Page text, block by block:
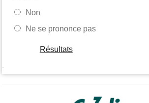
Non
Ne se prononce pas
Résultats
-